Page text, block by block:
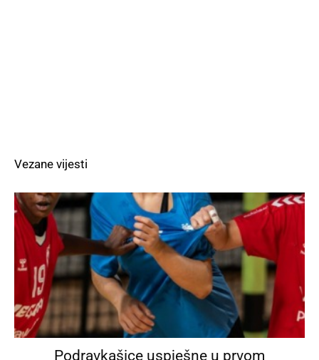
Vezane vijesti
Podravkašice uspješne u prvom